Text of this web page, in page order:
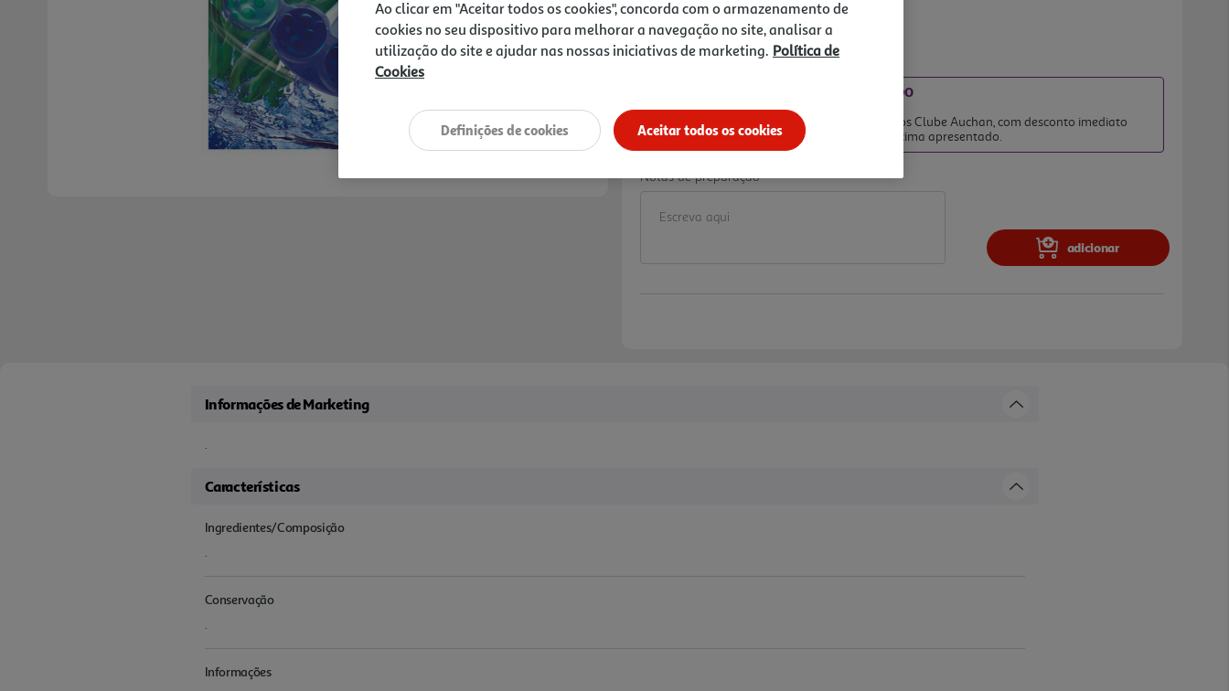
Price reduced from
3,06 €to
1,79 €
Promoção: de 5/8/2026 a 2/9/2026
10% DESCONTO IMEDIATO INCLUÍDO
De 6/8/2026 a 19/8/2026
Preço exclusivo para clientes membros Clube Auchan, com desconto imediato
aplicado já refletido no preço final acima apresentado.
Notas de preparação
adicionar
Informações de Marketing
.
Características
Ingredientes/Composição
.
Conservação
.
Informações
Ao clicar em "Aceitar todos os cookies", concorda com o armazenamento de
cookies no seu dispositivo para melhorar a navegação no site, analisar a
utilização do site e ajudar nas nossas iniciativas de marketing. Política de
Cookies
Aceitar todos os cookies
Definições de cookies